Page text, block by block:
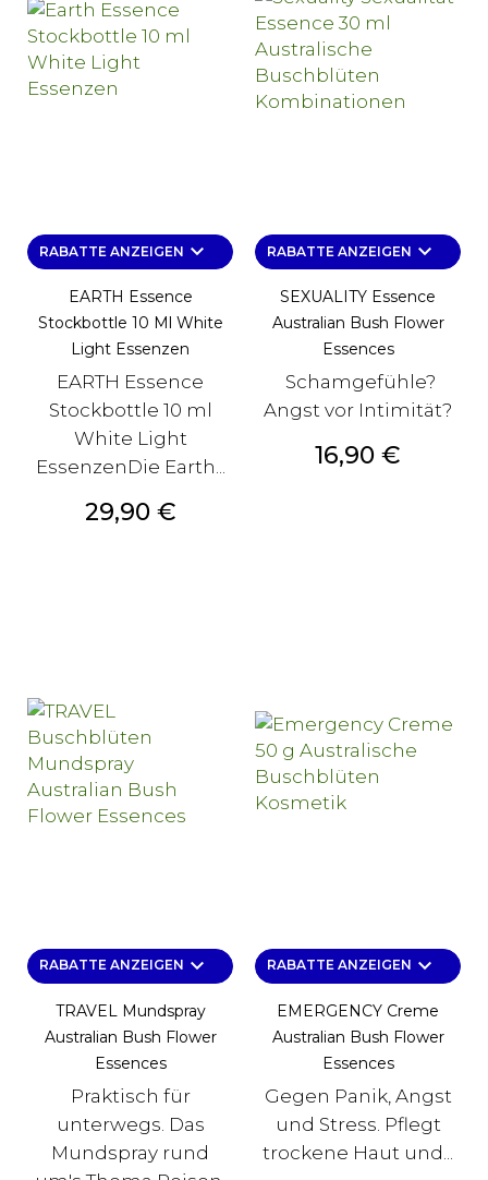
RABATTE ANZEIGEN keyboard_arrow_down
EARTH Essence
Stockbottle 10 Ml White
Light Essenzen
EARTH Essence
Stockbottle 10 ml
White Light
EssenzenDie Earth...
Preis
29,90 €
RABATTE ANZEIGEN keyboard_arrow_down
SEXUALITY Essence
Australian Bush Flower
Essences
Schamgefühle?
Angst vor Intimität?
Preis
16,90 €
RABATTE ANZEIGEN keyboard_arrow_down
TRAVEL Mundspray
Australian Bush Flower
Essences
Praktisch für
unterwegs. Das
Mundspray rund
RABATTE ANZEIGEN keyboard_arrow_down
EMERGENCY Creme
Australian Bush Flower
Essences
Gegen Panik, Angst
und Stress. Pflegt
trockene Haut und...